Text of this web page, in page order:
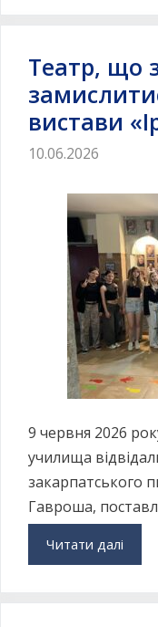
Театр, що
вистави
10.06.2026
9 червня 2026
училища
закарпатського
Гавроша,
Читати далі